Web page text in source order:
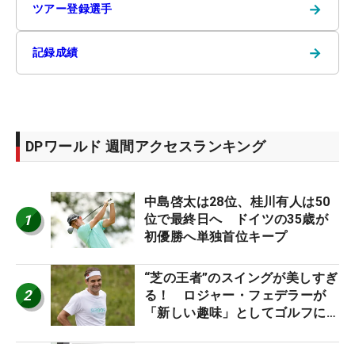
ツアー登録選手 →
記録成績 →
DPワールド 週間アクセスランキング
1
中島啓太は28位、桂川有人は50
位で最終日へ ドイツの35歳が
初優勝へ単独首位キープ
2
“芝の王者”のスイングが美しすぎ
る！ ロジャー・フェデラーが
「新しい趣味」としてゴルフに挑